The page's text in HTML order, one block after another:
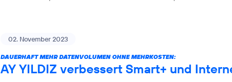
02. November 2023
DAUERHAFT MEHR DATENVOLUMEN OHNE MEHRKOSTEN:
AY YILDIZ verbessert Smart+ und